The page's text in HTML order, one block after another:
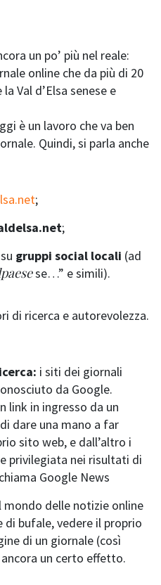
un po’ più nel reale:
online che da più di 20
Val d’Elsa senese e
è un lavoro che va ben
Quindi, si parla anche
;
;
gruppi social locali (ad
se…” e simili).
di ricerca e autorevolezza.
i siti dei giornali
da Google.
link in ingresso da un
dare una mano a far
sito web, e dall’altro i
privilegiata nei risultati di
Google News
mondo delle notizie online
di bufale, vedere il proprio
di un giornale (così
un certo effetto.